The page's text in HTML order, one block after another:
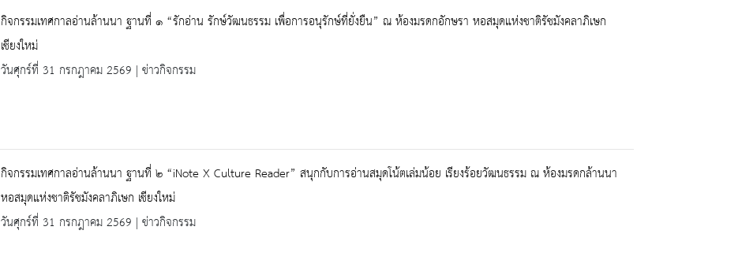
กิจกรรมเทศกาลอ่านล้านนา ฐานที่ ๑ “รักอ่าน รักษ์วัฒนธรรม เพื่อการอนุรักษ์ที่ยั่งยืน” ณ ห้องมรดกอักษรา หอสมุดแห่งชาติรัชมังคลาภิเษก
เชียงใหม่
วันศุกร์ที่ 31 กรกฎาคม 2569 | ข่าวกิจกรรม
กิจกรรมเทศกาลอ่านล้านนา ฐานที่ ๒ “iNote X Culture Reader” สนุกกับการอ่านสมุดโน้ตเล่มน้อย เรียงร้อยวัฒนธรรม ณ ห้องมรดกล้านนา
หอสมุดแห่งชาติรัชมังคลาภิเษก เชียงใหม่
วันศุกร์ที่ 31 กรกฎาคม 2569 | ข่าวกิจกรรม